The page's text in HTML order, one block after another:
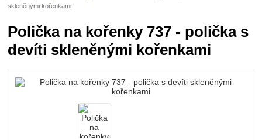
skleněnými kořenkami
Polička na kořenky 737 - polička s
devíti skleněnými kořenkami